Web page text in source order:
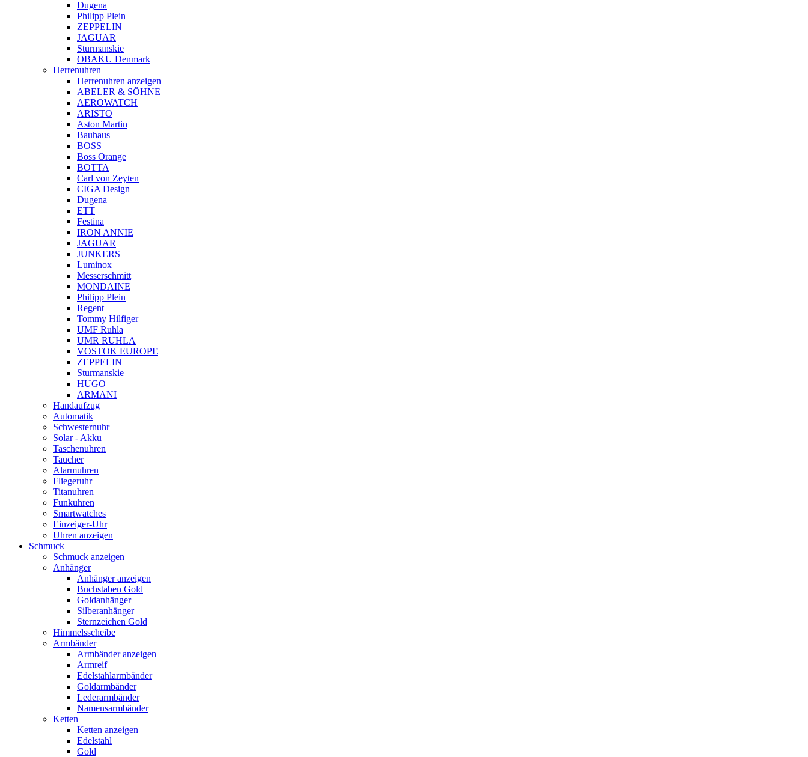
Dugena
Philipp Plein
ZEPPELIN
JAGUAR
Sturmanskie
OBAKU Denmark
Herrenuhren
Herrenuhren anzeigen
ABELER & SÖHNE
AEROWATCH
ARISTO
Aston Martin
Bauhaus
BOSS
Boss Orange
BOTTA
Carl von Zeyten
CIGA Design
Dugena
ETT
Festina
IRON ANNIE
JAGUAR
JUNKERS
Luminox
Messerschmitt
MONDAINE
Philipp Plein
Regent
Tommy Hilfiger
UMF Ruhla
UMR RUHLA
VOSTOK EUROPE
ZEPPELIN
Sturmanskie
HUGO
ARMANI
Handaufzug
Automatik
Schwesternuhr
Solar - Akku
Taschenuhren
Taucher
Alarmuhren
Fliegeruhr
Titanuhren
Funkuhren
Smartwatches
Einzeiger-Uhr
Uhren anzeigen
Schmuck
Schmuck anzeigen
Anhänger
Anhänger anzeigen
Buchstaben Gold
Goldanhänger
Silberanhänger
Sternzeichen Gold
Himmelsscheibe
Armbänder
Armbänder anzeigen
Armreif
Edelstahlarmbänder
Goldarmbänder
Lederarmbänder
Namensarmbänder
Ketten
Ketten anzeigen
Edelstahl
Gold